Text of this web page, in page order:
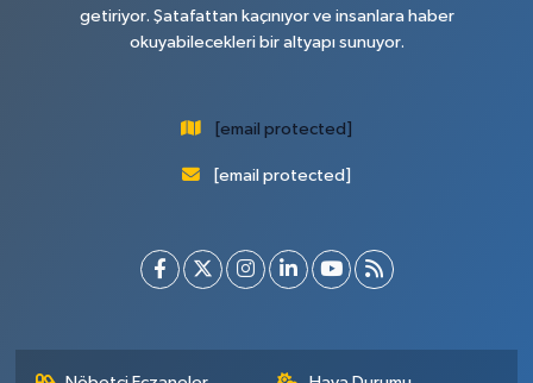
getiriyor. Şatafattan kaçınıyor ve insanlara haber
okuyabilecekleri bir altyapı sunuyor.
[email protected]
[email protected]